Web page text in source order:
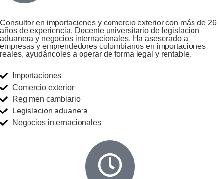
Consultor en importaciones y comercio exterior con más de 26
años de experiencia. Docente universitario de legislación
aduanera y negocios internacionales. Ha asesorado a
empresas y emprendedores colombianos en importaciones
reales, ayudándoles a operar de forma legal y rentable.
Importaciones
Comercio exterior
Regimen cambiario
Legislacion aduanera
Negocios internacionales